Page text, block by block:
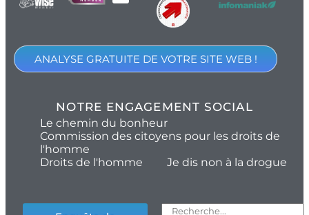
ANALYSE GRATUITE DE VOTRE SITE WEB !
NOTRE ENGAGEMENT SOCIAL
Le chemin du bonheur
Commission des citoyens pour les droits de
l'homme
Droits de l'homme
Je dis non à la drogue